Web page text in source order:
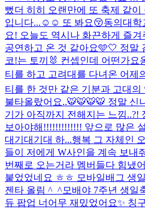
뻤더 히히 오랜만에 또 축제 같
입니다...☺️☺️ 또 봐요😚동의대학
요! 오늘도 역시나 화끈하게 즐겨
공연하고 온 것 같아요🩵🤍 정말
코!는 토끼🐰 컨셉인데 어떤가요
티를 하고 고려대를 다녀온 어
티를 한 것만 같은 기분과 고대
불타올랐어요..🐯🐯🐯🐯 정말 신
기가 아직까지 전해지는 느낌..?!
보아야해!!!!!!!!!!!!! 앞으로 많은
대기대기대 하...행복 그 자체인
들이 저에게 W사인을 계속 보내
번째로 오는거라 멤버들다 힘냈
붙었었네요 ㅎㅎ 모바일배그 생
젠타 올림 ^_^모배야 7주년 생일
듀 팝업 너어무 재밌었어요✨ 칭